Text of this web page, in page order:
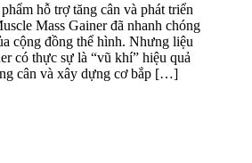
hỗ trợ tăng cân và phát triển
Mass Gainer đã nhanh chóng
cộng đồng thể hình. Nhưng liệu
có thực sự là “vũ khí” hiệu quả
cân và xây dựng cơ bắp […]